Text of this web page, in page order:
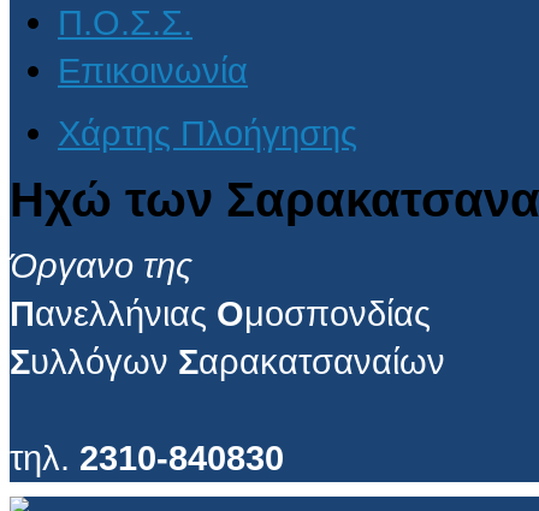
Π.Ο.Σ.Σ.
Επικοινωνία
Χάρτης Πλοήγησης
Ηχώ των
Όργανο της
Πανελλήνιας Ομοσπονδίας
Συλλόγων Σαρακατσαναίων
τηλ. 2310-840830